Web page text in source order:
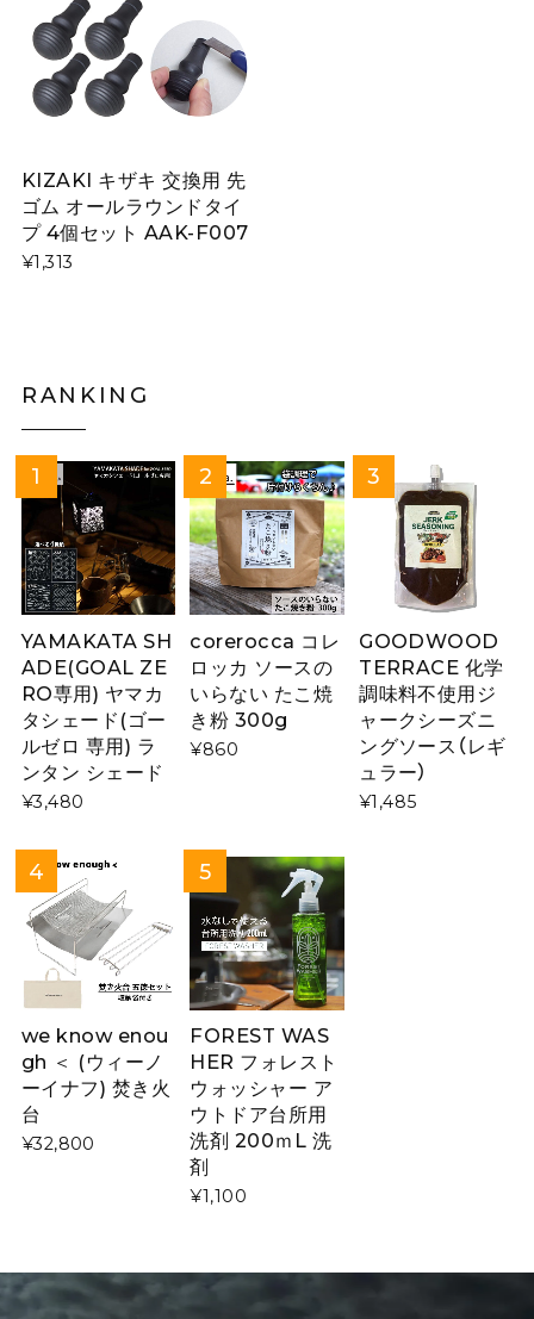
KIZAKI キザキ 交換用 先
ゴム オールラウンドタイ
プ 4個セット AAK-F007
¥1,313
RANKING
YAMAKATA SH
ADE(GOAL ZE
RO専用) ヤマカ
タシェード(ゴー
ルゼロ 専用) ラ
ンタン シェード
¥3,480
corerocca コレ
ロッカ ソースの
いらない たこ焼
き粉 300g
¥860
GOODWOOD
TERRACE 化学
調味料不使用ジ
ャークシーズニ
ングソース（レギ
ュラー）
¥1,485
we know enou
gh ＜ (ウィーノ
ーイナフ) 焚き火
台
¥32,800
FOREST WAS
HER フォレスト
ウォッシャー ア
ウトドア台所用
洗剤 200ｍL 洗
剤
¥1,100